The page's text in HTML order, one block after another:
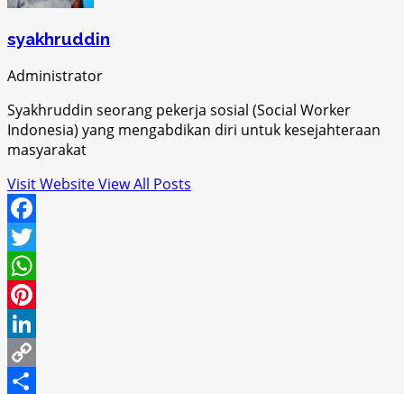
syakhruddin
Administrator
Syakhruddin seorang pekerja sosial (Social Worker
Indonesia) yang mengabdikan diri untuk kesejahteraan
masyarakat
Visit WebsiteView All Posts
Facebook
Twitter
WhatsApp
Pinterest
LinkedIn
Copy